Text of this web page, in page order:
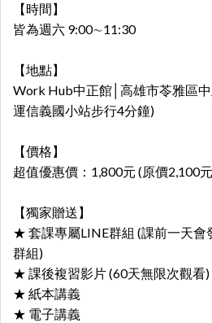
【時間】
皆為週六 9:00∼11:30
【地點】
Work Hub中正館│高雄市苓雅區
運信義國小站步行4分鐘)
【價格】
超值優惠價： 1,800元 (原價2,100
【獨家贈送】
★ 套課專屬LINE群組 (課前一天會
群組)
★ 課後複習影片 (60天無限次觀看)
★ 紙本講義
★ 電子講義